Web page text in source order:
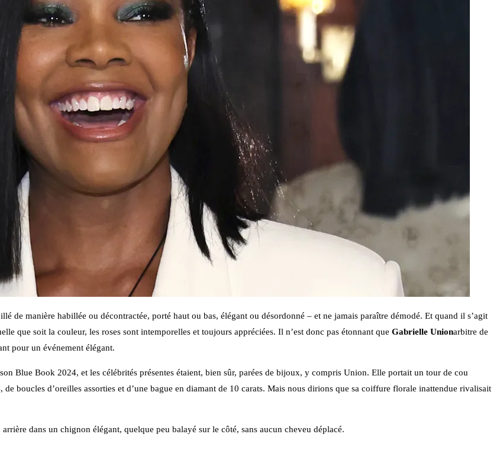
de manière habillée ou décontractée, porté haut ou bas, élégant ou désordonné – et ne jamais paraître démodé. Et quand il s’agit
que soit la couleur, les roses sont intemporelles et toujours appréciées. Il n’est donc pas étonnant que Gabrielle Unionarbitre de
pour un événement élégant.
Blue Book 2024, et les célébrités présentes étaient, bien sûr, parées de bijoux, y compris Union. Elle portait un tour de cou
boucles d’oreilles assorties et d’une bague en diamant de 10 carats. Mais nous dirions que sa coiffure florale inattendue rivalisait
dans un chignon élégant, quelque peu balayé sur le côté, sans aucun cheveu déplacé.